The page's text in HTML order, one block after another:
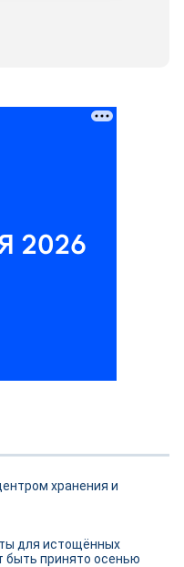
хранения и
для истощённых
принято осенью